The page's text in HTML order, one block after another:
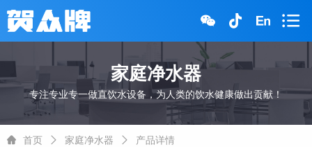
家庭净水器
专注专业专一做直饮水设备，为人类的饮水健康做出贡献！
首页 家庭净水器 产品详情